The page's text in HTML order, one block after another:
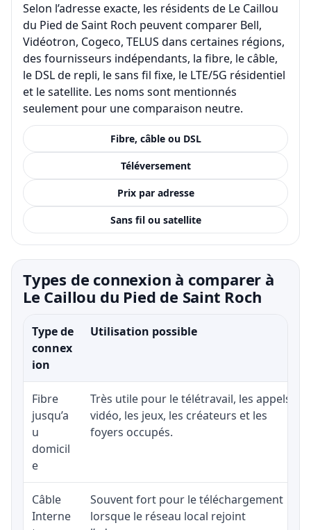
Selon l’adresse exacte, les résidents de Le Caillou
du Pied de Saint Roch peuvent comparer Bell,
Vidéotron, Cogeco, TELUS dans certaines régions,
des fournisseurs indépendants, la fibre, le câble,
le DSL de repli, le sans fil fixe, le LTE/5G résidentiel
et le satellite. Les noms sont mentionnés
seulement pour une comparaison neutre.
Fibre, câble ou DSL
Téléversement
Prix par adresse
Sans fil ou satellite
Types de connexion à comparer à
Le Caillou du Pied de Saint Roch
Type de
connex
ion
Utilisation possible
Fibre
jusqu’a
u
domicil
e
Très utile pour le télétravail, les appels
vidéo, les jeux, les créateurs et les
foyers occupés.
Câble
Interne
Souvent fort pour le téléchargement
lorsque le réseau local rejoint